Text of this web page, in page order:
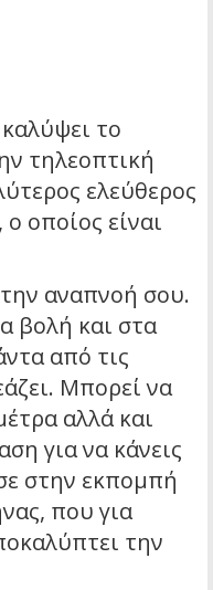
το
τηλεοπτική
ελεύθερος
οποίος είναι
αναπνοή σου.
βολή και στα
από τις
Μπορεί να
αλλά και
για να κάνεις
στην εκπομπή
που για
την